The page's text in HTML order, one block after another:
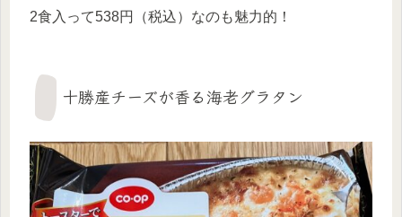
2食入って538円（税込）なのも魅力的！
十勝産チーズが香る海老グラタン